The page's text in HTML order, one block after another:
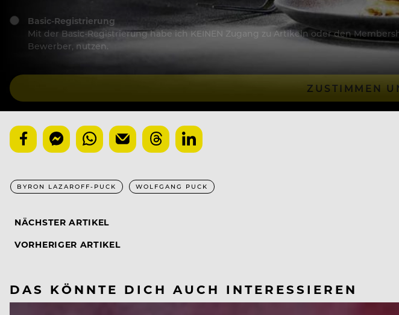
Basic-Registrierung
Mit der Basic-Registrierung habe ich KEINEN Zugang zu Artikeln oder den
Bewerber, nutzen.
ZUSTIMMEN
BYRON LAZAROFF-PUCK WOLFGANG PUCK
NÄCHSTER ARTIKEL
VORHERIGER ARTIKEL
DAS KÖNNTE DICH AUCH INTERESSIEREN